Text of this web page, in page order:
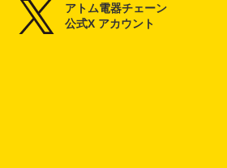
アトム電器チェーン
公式X アカウント